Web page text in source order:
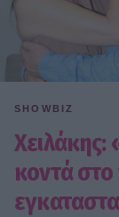
SHOWBIZ
Χειλάκης:
κοντά